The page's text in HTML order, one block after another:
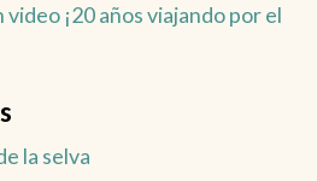
¡20 años viajando por el
la selva